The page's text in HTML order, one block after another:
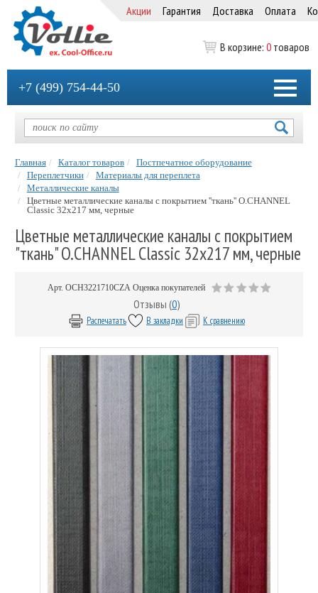
Акции Гарантия Доставка Оплата
В корзине: 0 товаров
+7 (499) 754-44-50
Главная Каталог товаров
Постпечатное оборудование
Переплетчики
Материалы для переплета
Металлические каналы
Цветные металлические каналы с покрытием ''ткань'' O.CHANNEL
Classic 32х217 мм, черные
Цветные металлические каналы с покрытием
"ткань" O.CHANNEL Classic 32х217 мм, черные
Арт. OCH3221710CZA Оценка покупателей
Отзывы (0)
Распечатать В закладки К сравнению